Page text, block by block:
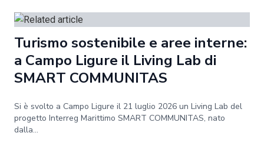
Turismo sostenibile e aree interne:
a Campo Ligure il Living Lab di
SMART COMMUNITAS
Si è svolto a Campo Ligure il 21 luglio 2026 un Living Lab del
progetto Interreg Marittimo SMART COMMUNITAS, nato
dalla...